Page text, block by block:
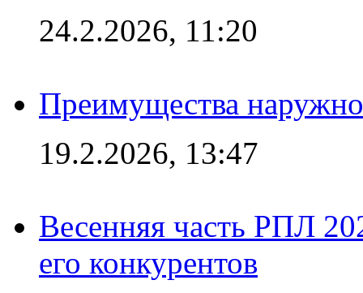
24.2.2026, 11:20
Преимущества
19.2.2026, 13:47
Весенняя часть РПЛ
его конкурентов